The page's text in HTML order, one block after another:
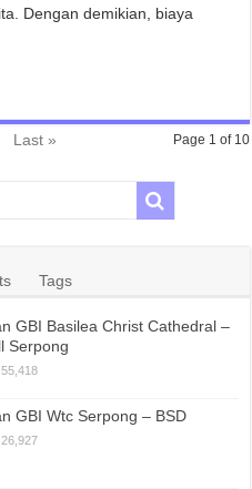
Dengan demikian, biaya
Page 1 of 10
Last »
Tags
GBI Basilea Christ Cathedral –
Serpong
55,418
GBI Wtc Serpong – BSD
26,927